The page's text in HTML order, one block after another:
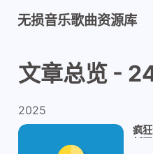
无损音乐歌曲资源库
文章总览 -
2025
疯